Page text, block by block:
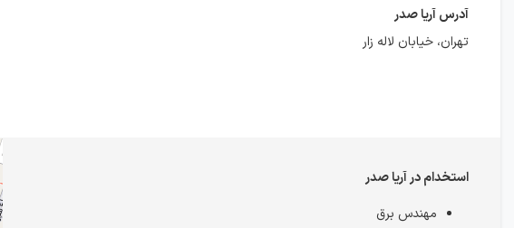
آدرس آریا صدر
تهران، خیابان لاله زار
استخدام در آریا صدر
مهندس برق